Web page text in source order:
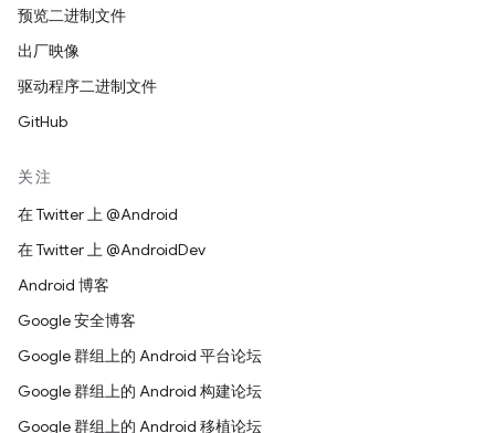
预览二进制文件
出厂映像
驱动程序二进制文件
GitHub
关注
在 Twitter 上 @Android
在 Twitter 上 @AndroidDev
Android 博客
Google 安全博客
Google 群组上的 Android 平台论坛
Google 群组上的 Android 构建论坛
Google 群组上的 Android 移植论坛